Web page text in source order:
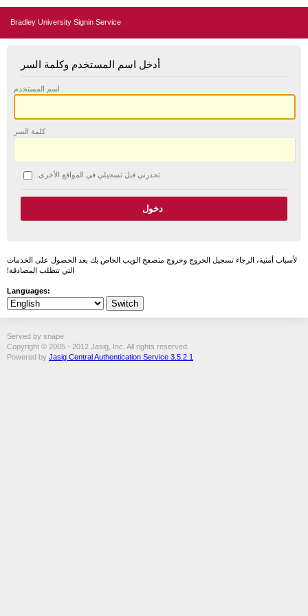
Bradley University Signin Service
أدخل اسم المستخدم وكلمة السر
اسم المستخدم
كلمة السر
تحذرني قبل تسجيلي في المواقع الأخرى.
لأسباب أمنية، الرجاء تسجيل الخروج وخروج متصفح الويب الخاص بك بعد الحصول على الخدمات
التي تتطلب المصادقة!
Languages:
Served by snape
Copyright © 2005 - 2012 Jasig, Inc. All rights reserved.
Powered by Jasig Central Authentication Service 3.5.2.1